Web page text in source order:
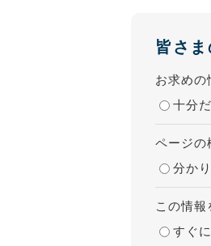
皆さ
お求めの
十分
ページの
分か
この情報
すぐ